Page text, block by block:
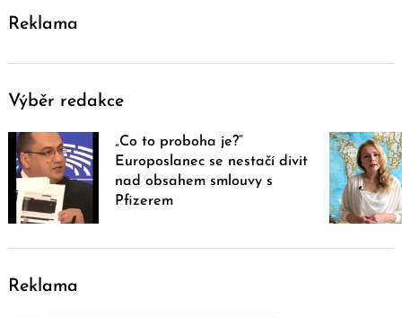
Reklama
Výběr redakce
„Co to proboha je?“
Europoslanec se nestačí divit
nad obsahem smlouvy s
Pfizerem
Reklama